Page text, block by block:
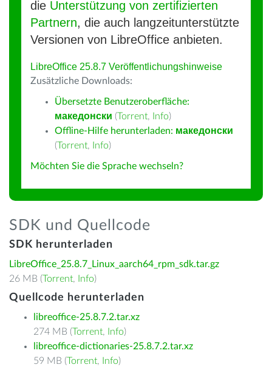
die Unterstützung von zertifizierten
Partnern, die auch langzeitunterstützte
Versionen von LibreOffice anbieten.
LibreOffice 25.8.7 Veröffentlichungshinweise
Zusätzliche Downloads:
Übersetzte Benutzeroberfläche:
македонски (Torrent, Info)
Offline-Hilfe herunterladen: македонски
(Torrent, Info)
Möchten Sie die Sprache wechseln?
SDK und Quellcode
SDK herunterladen
LibreOffice_25.8.7_Linux_aarch64_rpm_sdk.tar.gz
26 MB (Torrent, Info)
Quellcode herunterladen
libreoffice-25.8.7.2.tar.xz
274 MB (Torrent, Info)
libreoffice-dictionaries-25.8.7.2.tar.xz
59 MB (Torrent, Info)